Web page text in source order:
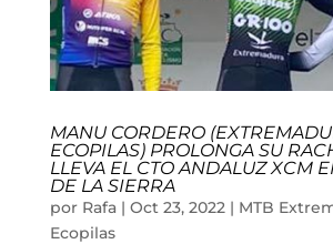
MANU CORDERO
ECOPILAS) PROLONGA SU
LLEVA EL CTO ANDALUZ XCM
DE LA SIERRA
por Rafa| Oct 23, 2022| MTB
Ecopilas